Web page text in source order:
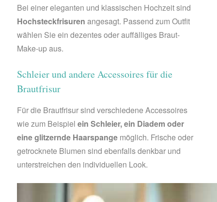
Bei einer eleganten und klassischen Hochzeit sind
Hochsteckfrisuren angesagt. Passend zum Outfit
wählen Sie ein dezentes oder auffälliges Braut-
Make-up aus.
Schleier und andere Accessoires für die
Brautfrisur
Für die Brautfrisur sind verschiedene Accessoires
wie zum Beispiel ein Schleier, ein Diadem oder
eine glitzernde Haarspange möglich. Frische oder
getrocknete Blumen sind ebenfalls denkbar und
unterstreichen den individuellen Look.